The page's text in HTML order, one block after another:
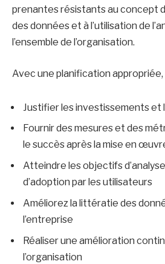
prenantes résistants au concept
des données et à l’utilisation de
l’ensemble de l’organisation.
Avec une planification appropriée,
Justifier les investissements et
Fournir des mesures et des
le succès après la mise en
Atteindre les objectifs
d’adoption par les utilisateurs
Améliorez la littératie des
l’entreprise
Réaliser une amélioration
l’organisation